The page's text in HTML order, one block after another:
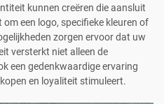
kunnen creëren die aansluit
een logo, specifieke kleuren of
zorgen ervoor dat uw
versterkt niet alleen de
een gedenkwaardige ervaring
en loyaliteit stimuleert.